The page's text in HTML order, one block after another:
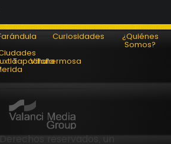
Curiosidades
¿Quiénes
Somos?
Tapachula
Villahermosa
reservados, un